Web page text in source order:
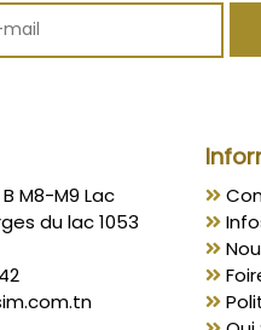
M8-M9 Lac
du lac 1053